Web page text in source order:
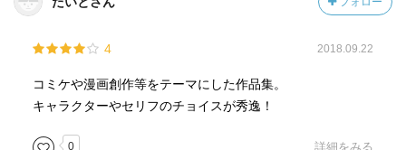
てたギャグ漫画に似てると感じました。
題名忘れてしまったけど。
4 2018.09.22
コミケや漫画創作等をテーマにした作品集。
キャラクターやセリフのチョイスが秀逸！
0 詳細をみる